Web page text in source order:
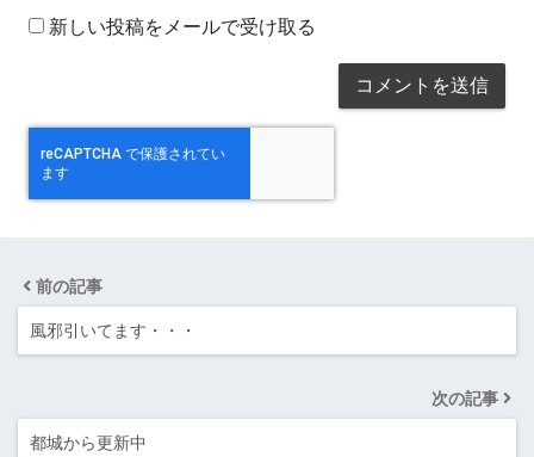
新しい投稿をメールで受け取る
前の記事
風邪引いてます・・・
次の記事
都城から更新中